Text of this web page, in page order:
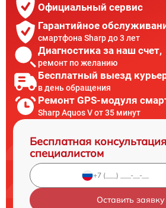
Официальный сервис
Гарантийное
смартфона Sharp до 3 лет
Диагностика за наш счет,
ремонт по желанию
Бесплатный выезд
в день обращения
Ремонт GPS-модуля
Sharp Aquos V от 35 минут
Бесплатная
специалистом
Оставить заявку